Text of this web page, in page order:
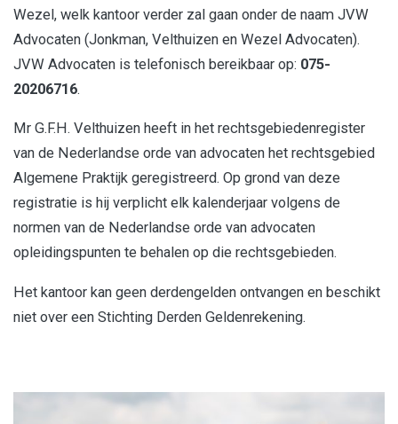
Wezel, welk kantoor verder zal gaan onder de naam JVW
Advocaten (Jonkman, Velthuizen en Wezel Advocaten).
JVW Advocaten is telefonisch bereikbaar op: 075-
20206716.
Mr G.F.H. Velthuizen heeft in het rechtsgebiedenregister
van de Nederlandse orde van advocaten het rechtsgebied
Algemene Praktijk geregistreerd. Op grond van deze
registratie is hij verplicht elk kalenderjaar volgens de
normen van de Nederlandse orde van advocaten
opleidingspunten te behalen op die rechtsgebieden.
Het kantoor kan geen derdengelden ontvangen en beschikt
niet over een Stichting Derden Geldenrekening.